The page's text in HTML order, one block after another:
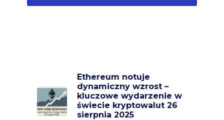
Ethereum notuje
dynamiczny wzrost –
kluczowe wydarzenie w
świecie kryptowalut 26
sierpnia 2025